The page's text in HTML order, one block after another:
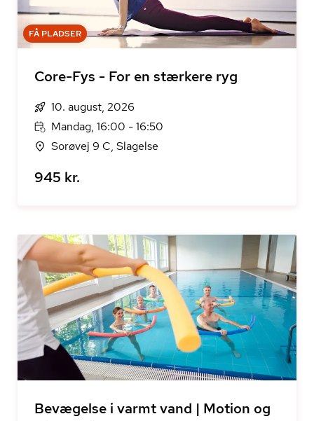
FÅ PLADSER
Core-Fys - For en stærkere ryg
10. august, 2026
Mandag, 16:00 - 16:50
Sorøvej 9 C, Slagelse
945 kr.
Bevægelse i varmt vand | Motion og